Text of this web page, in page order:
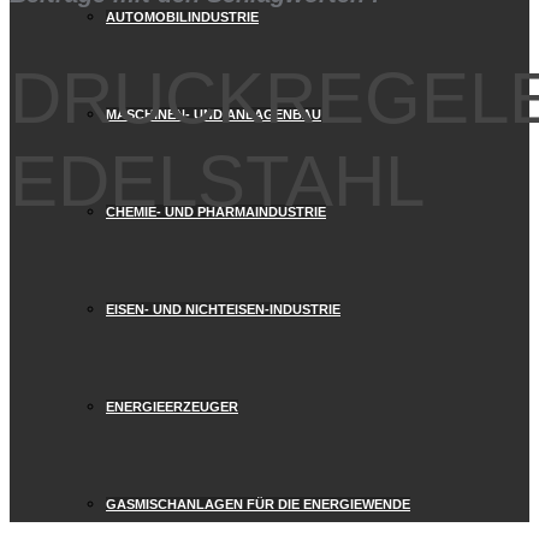
AUTOMOBILINDUSTRIE
MASCHINEN- UND ANLAGENBAU
CHEMIE- UND PHARMAINDUSTRIE
EISEN- UND NICHTEISEN-INDUSTRIE
ENERGIEERZEUGER
GASMISCHANLAGEN FÜR DIE ENERGIEWENDE